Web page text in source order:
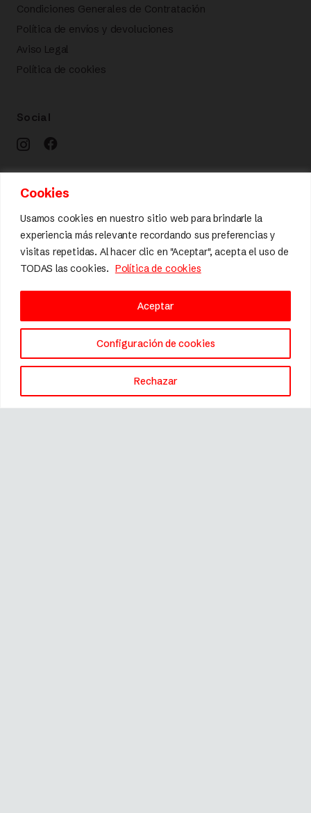
Cookies
Usamos cookies en nuestro sitio web para brindarle la
experiencia más relevante recordando sus preferencias y
visitas repetidas. Al hacer clic en "Aceptar", acepta el uso de
TODAS las cookies. Política de cookies
Configuración de cookies
Rechazar
Aceptar
Condiciones Generales de Contratación
Política de envíos y devoluciones
Aviso Legal
Política de cookies
Social
Calidad y diseño